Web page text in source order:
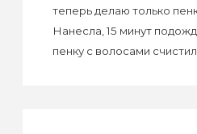
теперь делаю только
Нанесла, 15 минут
пенку с волосами